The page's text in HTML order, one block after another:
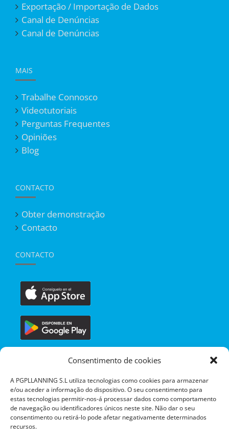
Consentimento de cookies
A PGPLLANNING S.L utiliza tecnologias como cookies para armazenar
e/ou aceder a informação do dispositivo. O seu consentimento para
estas tecnologias permitir-nos-á processar dados como comportamento
de navegação ou identificadores únicos neste site. Não dar o seu
consentimento ou retirá-lo pode afetar negativamente determinados
recursos.
Exportação / Importação de Dados
Canal de Denúncias
Canal de Denúncias
MAIS
Trabalhe Connosco
Videotutoriais
Perguntas Frequentes
Opiniões
Blog
CONTACTO
Obter demonstração
Contacto
CONTACTO